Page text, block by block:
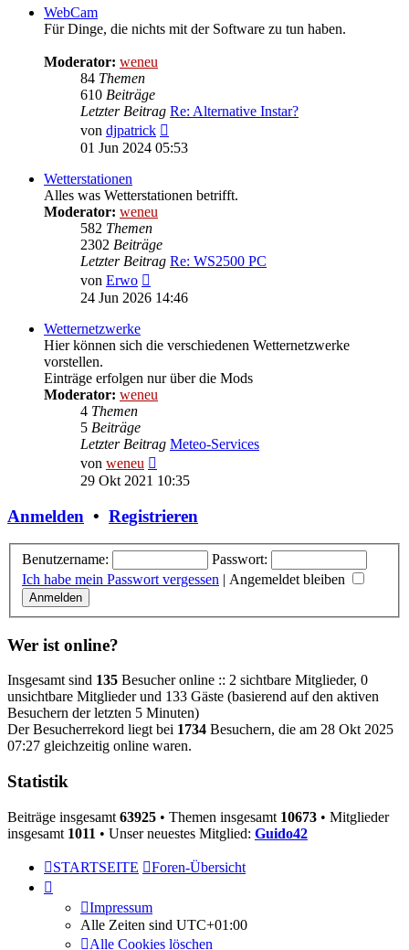
WebCam
Für Dinge, die nichts mit der Software zu tun haben.
Moderator: weneu
84 Themen
610 Beiträge
Letzter Beitrag Re: Alternative Instar?
von djpatrick
Beitrag
01 Jun 2024 05:53
Wetterstationen
Alles was Wetterstationen betrifft.
Moderator: weneu
582 Themen
2302 Beiträge
Letzter Beitrag Re: WS2500 PC
von Erwo
Beitrag
24 Jun 2026 14:46
Wetternetzwerke
Hier können sich die verschiedenen Wetternetzwerke
vorstellen.
Einträge erfolgen nur über die Mods
Moderator: weneu
4 Themen
5 Beiträge
Letzter Beitrag Meteo-Services
von weneu
Beitrag
29 Okt 2021 10:35
Anmelden • Registrieren
Benutzername:
Passwort:
Ich habe mein Passwort vergessen | Angemeldet bleiben
Wer ist online?
Insgesamt sind 135 Besucher online :: 2 sichtbare Mitglieder, 0
unsichtbare Mitglieder und 133 Gäste (basierend auf den aktiven
Besuchern der letzten 5 Minuten)
Der Besucherrekord liegt bei 1734 Besuchern, die am 28 Okt 2025
07:27 gleichzeitig online waren.
Statistik
Beiträge insgesamt 63925 • Themen insgesamt 10673 • Mitglieder
insgesamt 1011 • Unser neuestes Mitglied: Guido42
STARTSEITE Foren-Übersicht
Impressum
Alle Zeiten sind UTC+01:00
Alle Cookies löschen